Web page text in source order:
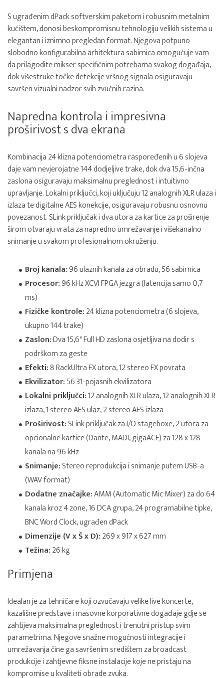
S ugrađenim dPack softverskim paketom i robusnim metalnim
kućištem, donosi beskompromisnu tehnologiju velikih sistema u
elegantan i iznimno pregledan format. Njegova potpuno
slobodno konfigurabilna arhitektura sabirnica omogućuje vam
da prilagodite mikser specifičnim potrebama svakog događaja,
dok višestruke točke detekcije vršnog signala osiguravaju
savršen vizualni nadzor svih zvučnih razina.
Napredna kontrola i impresivna
proširivost s dva ekrana
Kombinacija 24 klizna potenciometra raspoređenih u 6 slojeva
daje vam nevjerojatne 144 dodjeljive trake, dok dva 15,6-inčna
zaslona osiguravaju maksimalnu preglednost i intuitivno
upravljanje. Lokalni priključci, koji uključuju 12 analognih XLR ulaza i
izlaza te digitalne AES konekcije, osiguravaju robusnu osnovnu
povezanost. SLink priključak i dva utora za kartice za proširenje
širom otvaraju vrata za napredno umrežavanje i višekanalno
snimanje u svakom profesionalnom okruženju.
Broj kanala:96 ulaznih kanala za obradu, 56 sabirnica
Procesor:96 kHz XCVI FPGA jezgra (latencija samo 0,7
ms)
Fizičke kontrole:24 klizna potenciometra (6 slojeva,
ukupno 144 trake)
Zaslon:Dva 15,6" Full HD zaslona osjetljiva na dodir s
podrškom za geste
Efekti:8 RackUltra FX utora, 12 stereo FX povrata
Ekvilizator:56 31-pojasnih ekvilizatora
Lokalni priključci:12 analognih XLR ulaza, 12 analognih XLR
izlaza, 1 stereo AES ulaz, 2 stereo AES izlaza
Proširivost:SLink priključak za I/O stageboxe, 2 utora za
opcionalne kartice (Dante, MADI, gigaACE) za 128 x 128
kanala na 96 kHz
Snimanje:Stereo reprodukcija i snimanje putem USB-a
(WAV format)
Dodatne značajke:AMM (Automatic Mic Mixer) za do 64
kanala kroz 4 zone, 16 DCA grupa, 24 programabilne tipke,
BNC Word Clock, ugrađen dPack
Dimenzije (V x Š x D):269 x 917 x 627 mm
Težina:26 kg
Primjena
Idealan je za tehničare koji ozvučavaju velike live koncerte,
kazališne predstave i masovne korporativne događaje gdje se
zahtijeva maksimalna preglednost i trenutni pristup svim
parametrima. Njegove snažne mogućnosti integracije i
umrežavanja čine ga savršenim središtem za broadcast
produkcije i zahtjevne fiksne instalacije koje ne pristaju na
kompromise u kvaliteti obrade zvuka.